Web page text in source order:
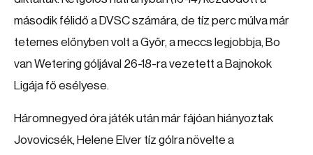
második félidő a DVSC számára, de tíz perc múlva már
tetemes előnyben volt a Győr, a meccs legjobbja, Bo
van Wetering góljával 26-18-ra vezetett a Bajnokok
Ligája fő esélyese.
Háromnegyed óra játék után már fájóan hiányoztak
Jovovicsék, Helene Elver tíz gólra növelte a